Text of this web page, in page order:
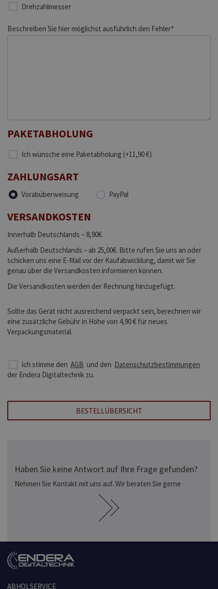
Drehzahlmesser
Beschreiben Sie hier möglichst ausführlich den Fehler*
PAKETABHOLUNG
Ich wünsche eine Paketabholung (+11,90 €)
ZAHLUNGSART
Vorabüberweisung PayPal
VERSANDKOSTEN
Innerhalb Deutschlands – 8,90€.
Außerhalb Deutschlands – ab 25,00€. Bitte rufen Sie uns an oder
schicken uns eine E-Mail vor der Kaufabwicklung, damit wir Sie
genau über die Versandkosten informieren können.
Die Versandkosten werden der Rechnung hinzugefügt.
Sollte das Gerät nicht ausreichend verpackt sein, berechnen wir
eine zusätzliche Gebühr in Höhe von 4,90 € für neues
Verpackungsmaterial.
Ich stimme den AGB und den Datenschutzbestimmungen
der Endera Digitaltechnik zu.
BESTELLÜBERSICHT
Haben Sie keine Antwort auf Ihre Frage gefunden?
Nehmen Sie Kontakt mit uns auf. Wir beraten Sie gerne
ABHOLSERVICE